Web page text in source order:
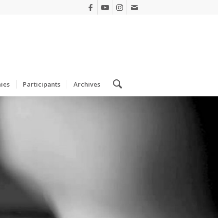
Participants Archives